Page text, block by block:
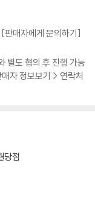
친 당 태종
외효 진압
산의 혜안
로 건설
서로 다른 처벌
강조한 일성(一聲)은
되며, 불가피한 경우
럼 국민의 생사를 뒤
다. 그러므로 전쟁에
만 한다. 삶에서도 마
순간에는 싸움을 시작
에 수반되는 장거리 운
게 만든다. 군대가 지
면 백성의 재물이 고갈
쟁에서 귀중함은 신
에서 떨어지고, 면접에
을 보며 삶의 기반이 흔
리가 모든 것을 보장하
자만이 흔들리지 않는
나 그는 싸움마다 이
번 싸워도 위태롭지
판매자에게 문의하기]
별도 협의 후 진행 가능
자 정보보기 > 연락처
당점